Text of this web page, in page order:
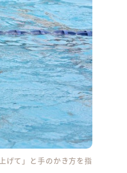
げて」と手のかき方を指